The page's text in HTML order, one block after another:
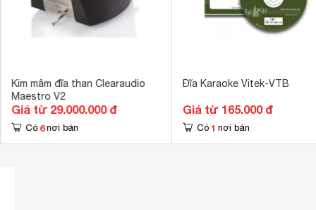
Kim mâm đĩa than Clearaudio
Maestro V2
Giá từ 29.000.000 đ
Có 6 nơi bán
Đĩa Karaoke Vitek-VTB
Giá từ 165.000 đ
Có 1 nơi bán